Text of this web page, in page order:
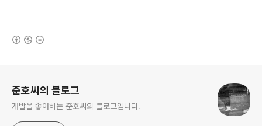
준호씨의 블로그
개발을 좋아하는 준호씨의 블로그입니다.